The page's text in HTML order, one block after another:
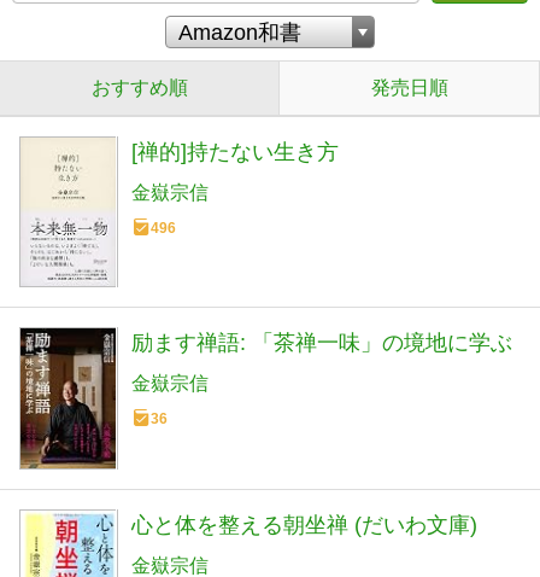
おすすめ順 発売日順
[禅的]持たない生き方
金嶽宗信
496
励ます禅語: 「茶禅一味」の境地に学ぶ
金嶽宗信
36
心と体を整える朝坐禅 (だいわ文庫)
金嶽宗信